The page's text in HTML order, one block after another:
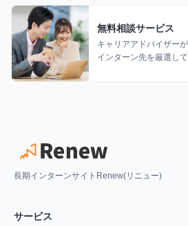
無料相談サービス
キャリアアドバイザー
インターン先を厳選して
長期インターンサイトRenew(リニュー)
サービス